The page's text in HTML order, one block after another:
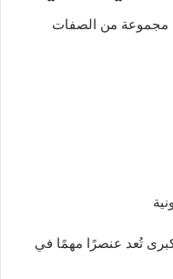
مجموعة من الصفات
تُعد عنصرًا مهمًا في